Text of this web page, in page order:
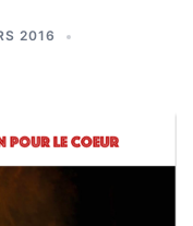
2016